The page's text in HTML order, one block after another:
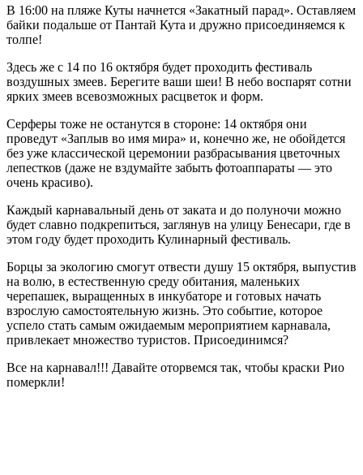
В 16:00 на пляже Куты начнется «Закатный парад». Оставляем
байки подальше от Пантай Кута и дружно присоединяемся к
толпе!
Здесь же с 14 по 16 октября будет проходить фестиваль
воздушных змеев. Берегите ваши шеи! В небо воспарят сотни
ярких змеев всевозможных расцветок и форм.
Серферы тоже не останутся в стороне: 14 октября они
проведут «Заплыв во имя мира» и, конечно же, не обойдется
без уже классической церемонии разбрасывания цветочных
лепестков (даже не вздумайте забыть фотоаппараты — это
очень красиво).
Каждый карнавальный день от заката и до полуночи можно
будет славно подкрепиться, заглянув на улицу Бенесари, где в
этом году будет проходить Кулинарный фестиваль.
Борцы за экологию смогут отвести душу 15 октября, выпустив
на волю, в естественную среду обитания, маленьких
черепашек, выращенных в инкубаторе и готовых начать
взрослую самостоятельную жизнь. Это событие, которое
успело стать самым ожидаемым мероприятием карнавала,
привлекает множество туристов. Присоединимся?
Все на карнавал!!! Давайте оторвемся так, чтобы краски Рио
померкли!